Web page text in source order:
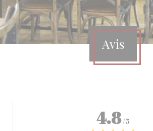
Avis
4.8/5